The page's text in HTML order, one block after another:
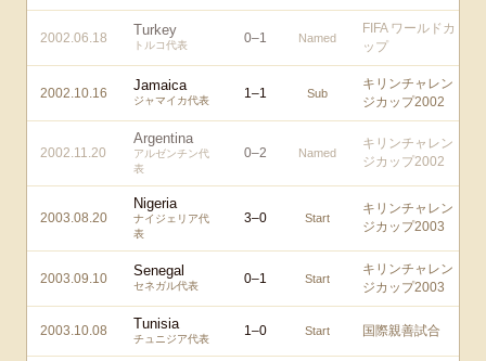
2002.06.18 Turkey
トルコ代表 0–1 Named
FIFA ワールドカ
ップ
2002.10.16 Jamaica
ジャマイカ代表 1–1 Sub
キリンチャレン
ジカップ2002
2002.11.20
Argentina
アルゼンチン代
表
0–2 Named
キリンチャレン
ジカップ2002
2003.08.20
Nigeria
ナイジェリア代
表
3–0 Start
キリンチャレン
ジカップ2003
2003.09.10 Senegal
セネガル代表 0–1 Start
キリンチャレン
ジカップ2003
2003.10.08 Tunisia
チュニジア代表
1–0 Start 国際親善試合